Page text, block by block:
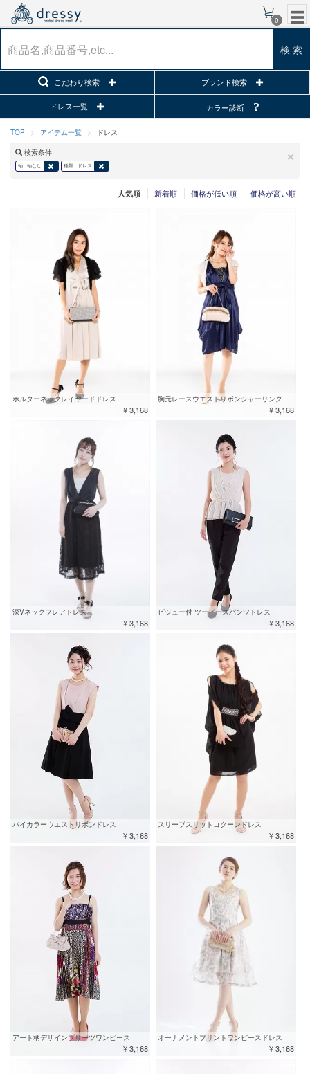
0
検 索
こだわり検索 ブランド検索
ドレス一覧 カラー診断
TOP アイテム一覧 ドレス
×
検索条件
袖 袖なし 種類 ドレス
人気順 新着順 価格が低い順 価格が高い順
ホルターネックレイヤードドレス
¥ 3,168
胸元レースウエストリボンシャーリングドレス
¥ 3,168
深Vネックフレアドレス
¥ 3,168
ビジュー付 ツーピースパンツドレス
¥ 3,168
バイカラーウエストリボンドレス
¥ 3,168
スリーブスリットコクーンドレス
¥ 3,168
アート柄デザインプリーツワンピース
¥ 3,168
オーナメントプリントワンピースドレス
¥ 3,168